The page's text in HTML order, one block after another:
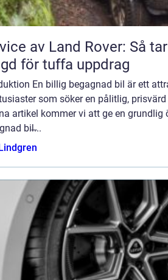
av Land Rover: Så
för tuffa uppdrag
En billig begagnad bil är ett
som söker en pålitlig,
artikel kommer vi att ge en grundlig
bil̶...